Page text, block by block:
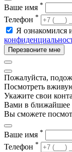
Ваше имя *
Телефон *
Я ознакомился
Перезвоните мне
Пожалуйста,
Посмотреть
Укажите свои
Вами в ближайшее
Вы сможете
Ваше имя *
Телефон *